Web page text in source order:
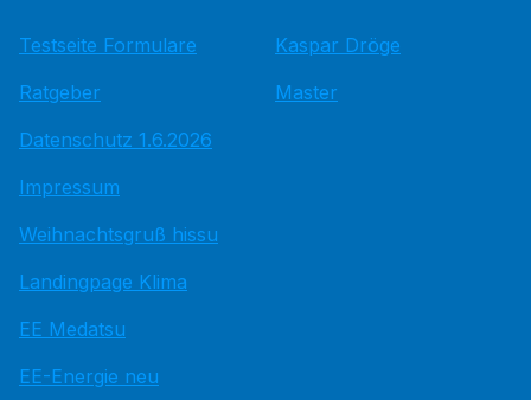
Testseite Formulare
Ratgeber
Datenschutz 1.6.2026
Impressum
Weihnachtsgruß hissu
Landingpage Klima
EE Medatsu
EE-Energie neu
Kaspar Dröge
Master